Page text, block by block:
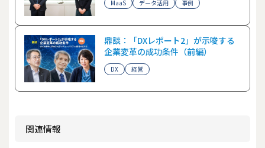
MaaS データ活用 事例
鼎談：「DXレポート2」が示唆する
企業変革の成功条件（前編）
DX 経営
関連情報